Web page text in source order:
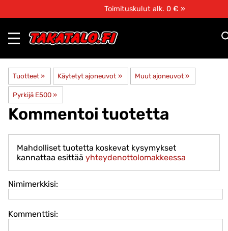
Toimituskulut alk. 0 € »
Tuotteet ‪» Käytetyt ajoneuvot ‪» Muut ajoneuvot ‪»
Pyrkijä E500 ‪»
Kommentoi tuotetta
Mahdolliset tuotetta koskevat kysymykset
kannattaa esittää yhteydenottolomakkeessa
Nimimerkkisi:
Kommenttisi: